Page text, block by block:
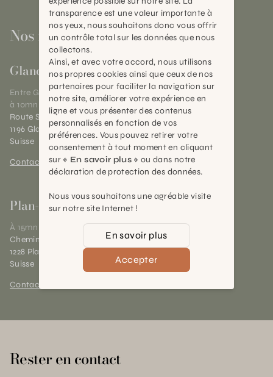
Nos magasins
Gland
Entre Genève et Lausanne,
à 10mn de Nyon
Route Suisse 40
1196 Gland (VD)
Suisse
Contact et horaires
Plan-les-Ouates
À 15mn du centre de Genève
Chemin des Charrotons 25
1228 Plan-les-Ouates (GE)
Suisse
Contact et horaires
Rester en contact
transparence est une valeur importante à
nos yeux, nous souhaitons donc vous offrir
un contrôle total sur les données que nous
collectons.
Ainsi, et avec votre accord, nous utilisons
nos propres cookies ainsi que ceux de nos
partenaires pour faciliter la navigation sur
notre site, améliorer votre expérience en
ligne et vous présenter des contenus
personnalisés en fonction de vos
préférences. Vous pouvez retirer votre
consentement à tout moment en cliquant
sur « En savoir plus » ou dans notre
déclaration de protection des données.
Nous vous souhaitons une agréable visite
sur notre site Internet !
En savoir plus
Accepter